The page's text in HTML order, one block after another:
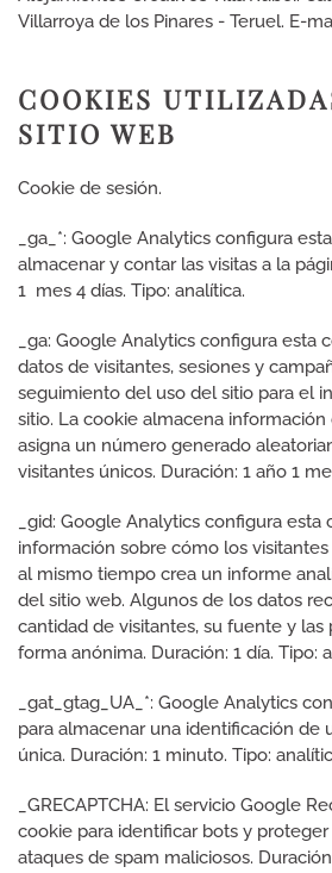
Villarroya de los Pinares - Teruel. E-
COOKIES
SITIO WEB
Cookie de sesión.
_ga_*: Google Analytics configura
almacenar y contar las visitas a la
1 mes 4 días. Tipo: analítica.
_ga: Google Analytics configura esta
datos de visitantes, sesiones y
seguimiento del uso del sitio para el
sitio. La cookie almacena
asigna un número generado
visitantes únicos. Duración: 1 año 1
_gid: Google Analytics configura esta
información sobre cómo los
al mismo tiempo crea un informe
del sitio web. Algunos de los datos
cantidad de visitantes, su fuente y las
forma anónima. Duración: 1 día. Tipo:
_gat_gtag_UA_*: Google Analytics
para almacenar una identificación de
única. Duración: 1 minuto. Tipo:
_GRECAPTCHA: El servicio Google
cookie para identificar bots y
ataques de spam maliciosos.